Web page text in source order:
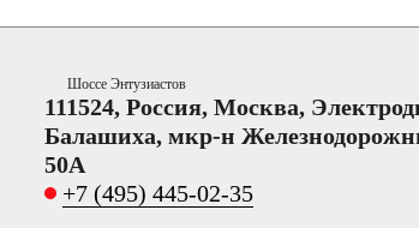
Шоссе Энтузиастов
111524, Россия, Москва,
Балашиха, мкр-н
50А
+7 (495) 445-02-35